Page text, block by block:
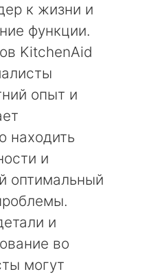
к жизни и
функции.
KitchenAid
опыт и
находить
и
оптимальный
и
во
могут